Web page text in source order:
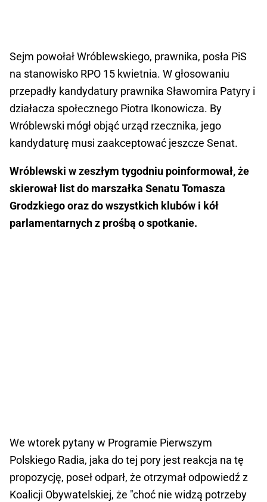
Sejm powołał Wróblewskiego, prawnika, posła PiS
na stanowisko RPO 15 kwietnia. W głosowaniu
przepadły kandydatury prawnika Sławomira Patyry i
działacza społecznego Piotra Ikonowicza. By
Wróblewski mógł objąć urząd rzecznika, jego
kandydaturę musi zaakceptować jeszcze Senat.
Wróblewski w zeszłym tygodniu poinformował, że
skierował list do marszałka Senatu Tomasza
Grodzkiego oraz do wszystkich klubów i kół
parlamentarnych z prośbą o spotkanie.
We wtorek pytany w Programie Pierwszym
Polskiego Radia, jaka do tej pory jest reakcja na tę
propozycję, poseł odparł, że otrzymał odpowiedź z
Koalicji Obywatelskiej, że "choć nie widzą potrzeby